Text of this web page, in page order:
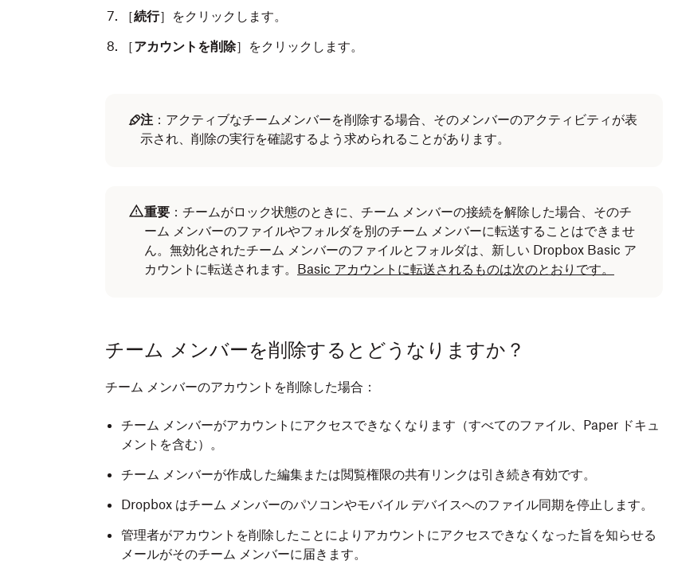
［続行］をクリックします。
［アカウントを削除］をクリックします。
注 ：アクティブなチームメンバーを削除する場合、そのメンバーのアクティビティが表
示され、削除の実行を確認するよう求められることがあります。
重要 ：チームがロック状態のときに、チーム メンバーの接続を解除した場合、そのチ
ーム メンバーのファイルやフォルダを別のチーム メンバーに転送することはできませ
ん。無効化されたチーム メンバーのファイルとフォルダは、新しい Dropbox Basic ア
カウントに転送されます。 Basic アカウントに転送されるものは次のとおりです。
チーム メンバーを削除するとどうなりますか？
チーム メンバーのアカウントを削除した場合：
チーム メンバーがアカウントにアクセスできなくなります（すべてのファイル、Paper ドキュ
メントを含む）。
チーム メンバーが作成した編集または閲覧権限の共有リンクは引き続き有効です。
Dropbox はチーム メンバーのパソコンやモバイル デバイスへのファイル同期を停止します。
管理者がアカウントを削除したことによりアカウントにアクセスできなくなった旨を知らせる
メールがそのチーム メンバーに届きます。